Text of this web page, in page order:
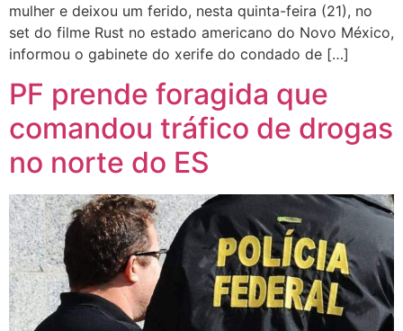
mulher e deixou um ferido, nesta quinta-feira (21), no
set do filme Rust no estado americano do Novo México,
informou o gabinete do xerife do condado de […]
PF prende foragida que
comandou tráfico de drogas
no norte do ES